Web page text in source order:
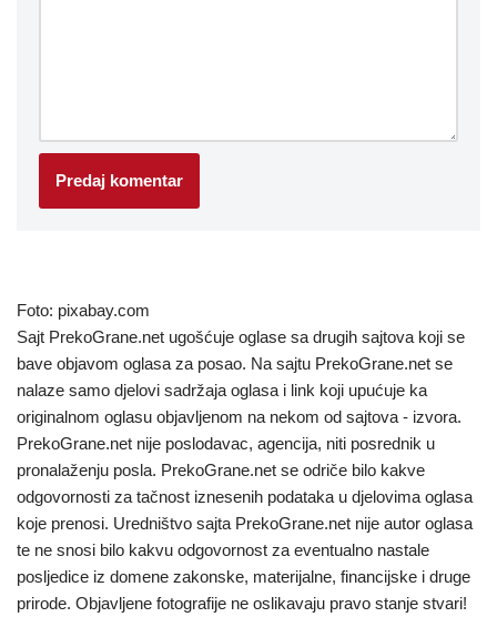
Foto: pixabay.com
Sajt PrekoGrane.net ugošćuje oglase sa drugih sajtova koji se
bave objavom oglasa za posao. Na sajtu PrekoGrane.net se
nalaze samo djelovi sadržaja oglasa i link koji upućuje ka
originalnom oglasu objavljenom na nekom od sajtova - izvora.
PrekoGrane.net nije poslodavac, agencija, niti posrednik u
pronalaženju posla. PrekoGrane.net se odriče bilo kakve
odgovornosti za tačnost iznesenih podataka u djelovima oglasa
koje prenosi. Uredništvo sajta PrekoGrane.net nije autor oglasa
te ne snosi bilo kakvu odgovornost za eventualno nastale
posljedice iz domene zakonske, materijalne, financijske i druge
prirode. Objavljene fotografije ne oslikavaju pravo stanje stvari!